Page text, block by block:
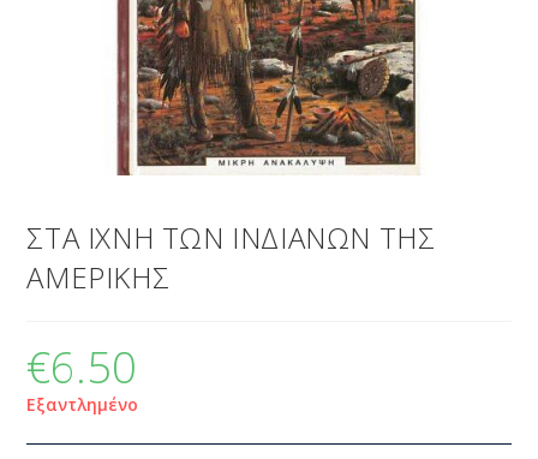
ΣΤΑ ΙΧΝΗ ΤΩΝ ΙΝΔΙΑΝΩΝ ΤΗΣ
ΑΜΕΡΙΚΗΣ
€6.50
Εξαντλημένο